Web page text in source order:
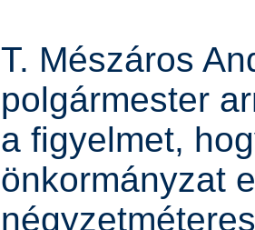
T. Mészáros
polgármester
a figyelmet,
önkormányzat